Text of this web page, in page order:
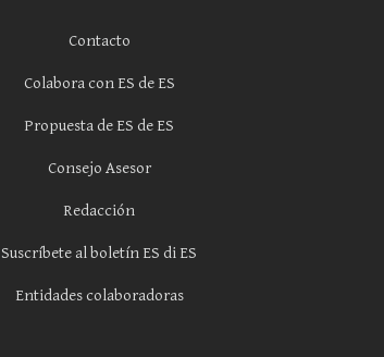
Contacto
Colabora con ES de ES
Propuesta de ES de ES
Consejo Asesor
Redacción
Suscríbete al boletín ES di ES
Entidades colaboradoras